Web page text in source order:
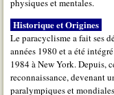
physiques et mentales.
Historique et Origines
Le paracyclisme a fait ses
années 1980 et a été
1984 à New York. Depuis,
reconnaissance, devenant
paralympiques et